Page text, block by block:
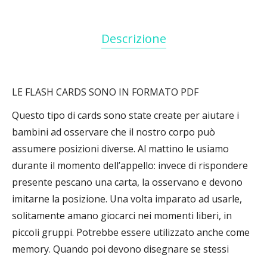
Descrizione
LE FLASH CARDS SONO IN FORMATO PDF
Questo tipo di cards sono state create per aiutare i
bambini ad osservare che il nostro corpo può
assumere posizioni diverse. Al mattino le usiamo
durante il momento dell’appello: invece di rispondere
presente pescano una carta, la osservano e devono
imitarne la posizione. Una volta imparato ad usarle,
solitamente amano giocarci nei momenti liberi, in
piccoli gruppi. Potrebbe essere utilizzato anche come
memory. Quando poi devono disegnare se stessi